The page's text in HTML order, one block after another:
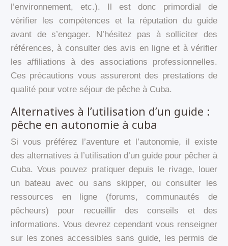
l’environnement, etc.). Il est donc primordial de
vérifier les compétences et la réputation du guide
avant de s’engager. N’hésitez pas à solliciter des
références, à consulter des avis en ligne et à vérifier
les affiliations à des associations professionnelles.
Ces précautions vous assureront des prestations de
qualité pour votre séjour de pêche à Cuba.
Alternatives à l’utilisation d’un guide :
pêche en autonomie à cuba
Si vous préférez l’aventure et l’autonomie, il existe
des alternatives à l’utilisation d’un guide pour pêcher à
Cuba. Vous pouvez pratiquer depuis le rivage, louer
un bateau avec ou sans skipper, ou consulter les
ressources en ligne (forums, communautés de
pêcheurs) pour recueillir des conseils et des
informations. Vous devrez cependant vous renseigner
sur les zones accessibles sans guide, les permis de